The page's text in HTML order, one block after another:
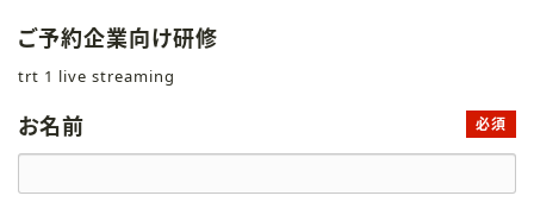
ご予約企業向け研修
trt 1 live streaming
お名前 必須